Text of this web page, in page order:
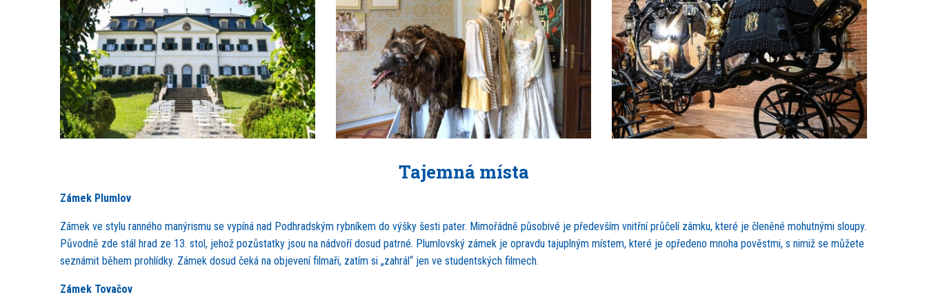
Tajemná místa
Zámek Plumlov
Zámek ve stylu ranného manýrismu se vypíná nad Podhradským rybníkem do výšky šesti pater. Mimořádně působivé je především vnitřní průčelí zámku, které je členěné mohutnými sloupy.
Původně zde stál hrad ze 13. stol, jehož pozůstatky jsou na nádvoří dosud patrné. Plumlovský zámek je opravdu tajuplným místem, které je opředeno mnoha pověstmi, s nimiž se můžete
seznámit během prohlídky. Zámek dosud čeká na objevení filmaři, zatím si „zahrál“ jen ve studentských filmech.
Zámek Tovačov